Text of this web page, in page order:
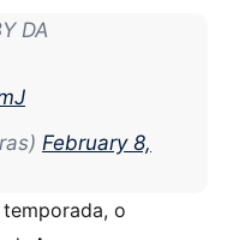
DA
February 8,
o